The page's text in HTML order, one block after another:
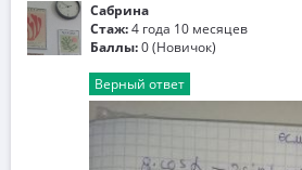
Сабрина
Стаж:4 года 10 месяцев
Баллы:0 (Новичок)
Верный ответ